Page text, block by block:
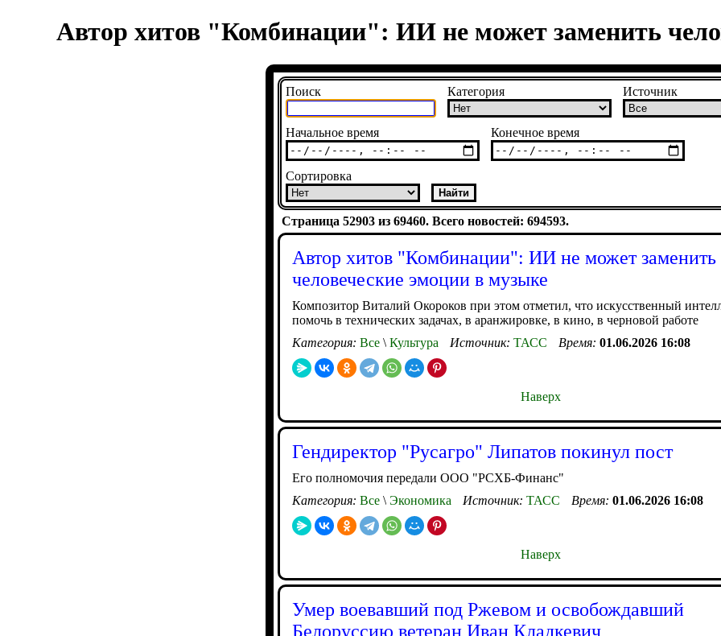
Автор хитов "Комбинации": ИИ не может заменить
Поиск Категория Источник
Начальное время Конечное время
Сортировка
Страница 52903 из 69460. Всего новостей: 694593.
Автор хитов "Комбинации": ИИ не может заменить
человеческие эмоции в музыке
Композитор Виталий Окороков при этом отметил, что искусственный
помочь в технических задачах, в аранжировке, в кино, в черновой работе
Категория: Все \ Культура Источник: ТАСС Время: 01.06.2026 16:08
Наверх
Гендиректор "Русагро" Липатов покинул пост
Его полномочия передали ООО "РСХБ-Финанс"
Категория: Все \ Экономика Источник: ТАСС Время: 01.06.2026 16:08
Наверх
Умер воевавший под Ржевом и освобождавший
Белоруссию ветеран Иван Кладкевич